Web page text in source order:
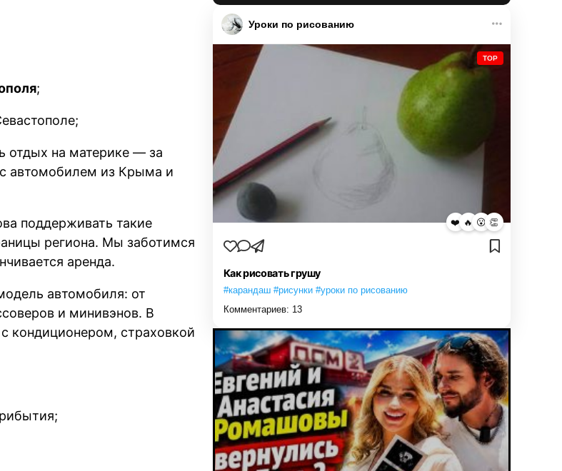
;
отдых на материке — за
автомобилем из Крыма и
поддерживать такие
региона. Мы заботимся
аренда.
автомобиля: от
и минивэнов. В
кондиционером, страховкой
Уроки по рисованию
TOP
❤️ 🔥 😮 👏
Как рисовать грушу
#карандаш #рисунки #уроки по рисованию
Комментариев: 13